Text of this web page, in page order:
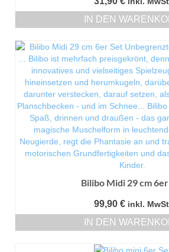
IN DEN
Bilibo Midi 29 cm
99,90 € inkl.
IN DEN